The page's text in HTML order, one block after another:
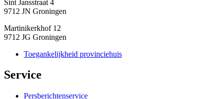
Sint Jansstraat 4
9712 JN Groningen
Martinikerkhof 12
9712 JG Groningen
Toegankelijkheid provinciehuis
Service
Persberichtenservice